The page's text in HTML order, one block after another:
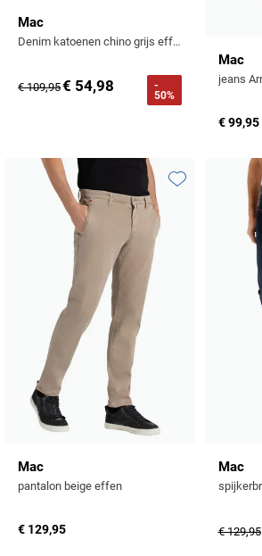
Mac
Denim katoenen chino grijs effen
€ 109,95€ 54,98
-
50%
Mac
jeans
€ 99,95
Mac
pantalon beige effen
€ 129,95
Toevoegen aan
Mac
€ 129,95